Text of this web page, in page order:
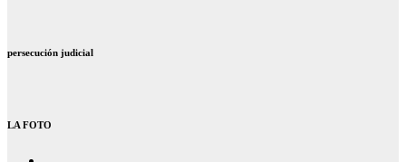
persecución judicial
LA FOTO